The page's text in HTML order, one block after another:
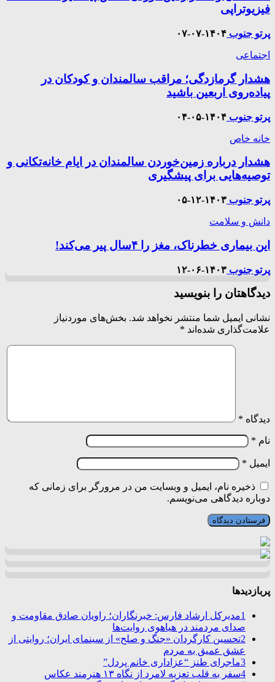
فیزیوتراپی
پرتو جنوب ۱۴۰۴-۰۷-۰۷
اجتماعی
هشدار گرمازدگی؛ مراقب سالمندان و کودکان در
پیاده‌روی اربعین باشید
پرتو جنوب ۱۴۰۴-۰۵-۰۴
خانه خاص
هشدار درباره زمین‌خوردن سالمندان در ایام خانه‌تکانی و
توصیه‌هایی برای پیشگیری
پرتو جنوب ۱۴۰۳-۱۲-۰۵
دانش و سلامت
این بیماری خطرناک، مغز را ۴سال پیر می‌کند!
پرتو جنوب ۱۴۰۳-۰۶-۱۲
دیدگاهتان را بنویسید
نشانی ایمیل شما منتشر نخواهد شد. بخش‌های موردنیاز
علامت‌گذاری شده‌اند *
دیدگاه *
نام *
ایمیل *
ذخیره نام، ایمیل و وبسایت من در مرورگر برای زمانی که
دوباره دیدگاهی می‌نویسم.
پربازدیدها
1مدیرکل ارشاد فارس: خبرنگاران؛ راویان صادق مقاومت و
صدای مردمند در هیاهوی روایت‌ها
2تحسین کارگردان «جنگ و صلح» از سینمای ایران؛ روایتی از
عشق عمیق به مردم
3ماجرای طنز “عزاداری خانم پردل”
4سفر به قلب تعزیه لامرد از نگاه ۱۳ هنرمند عکاس